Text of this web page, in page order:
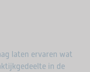
laten ervaren wat
in de